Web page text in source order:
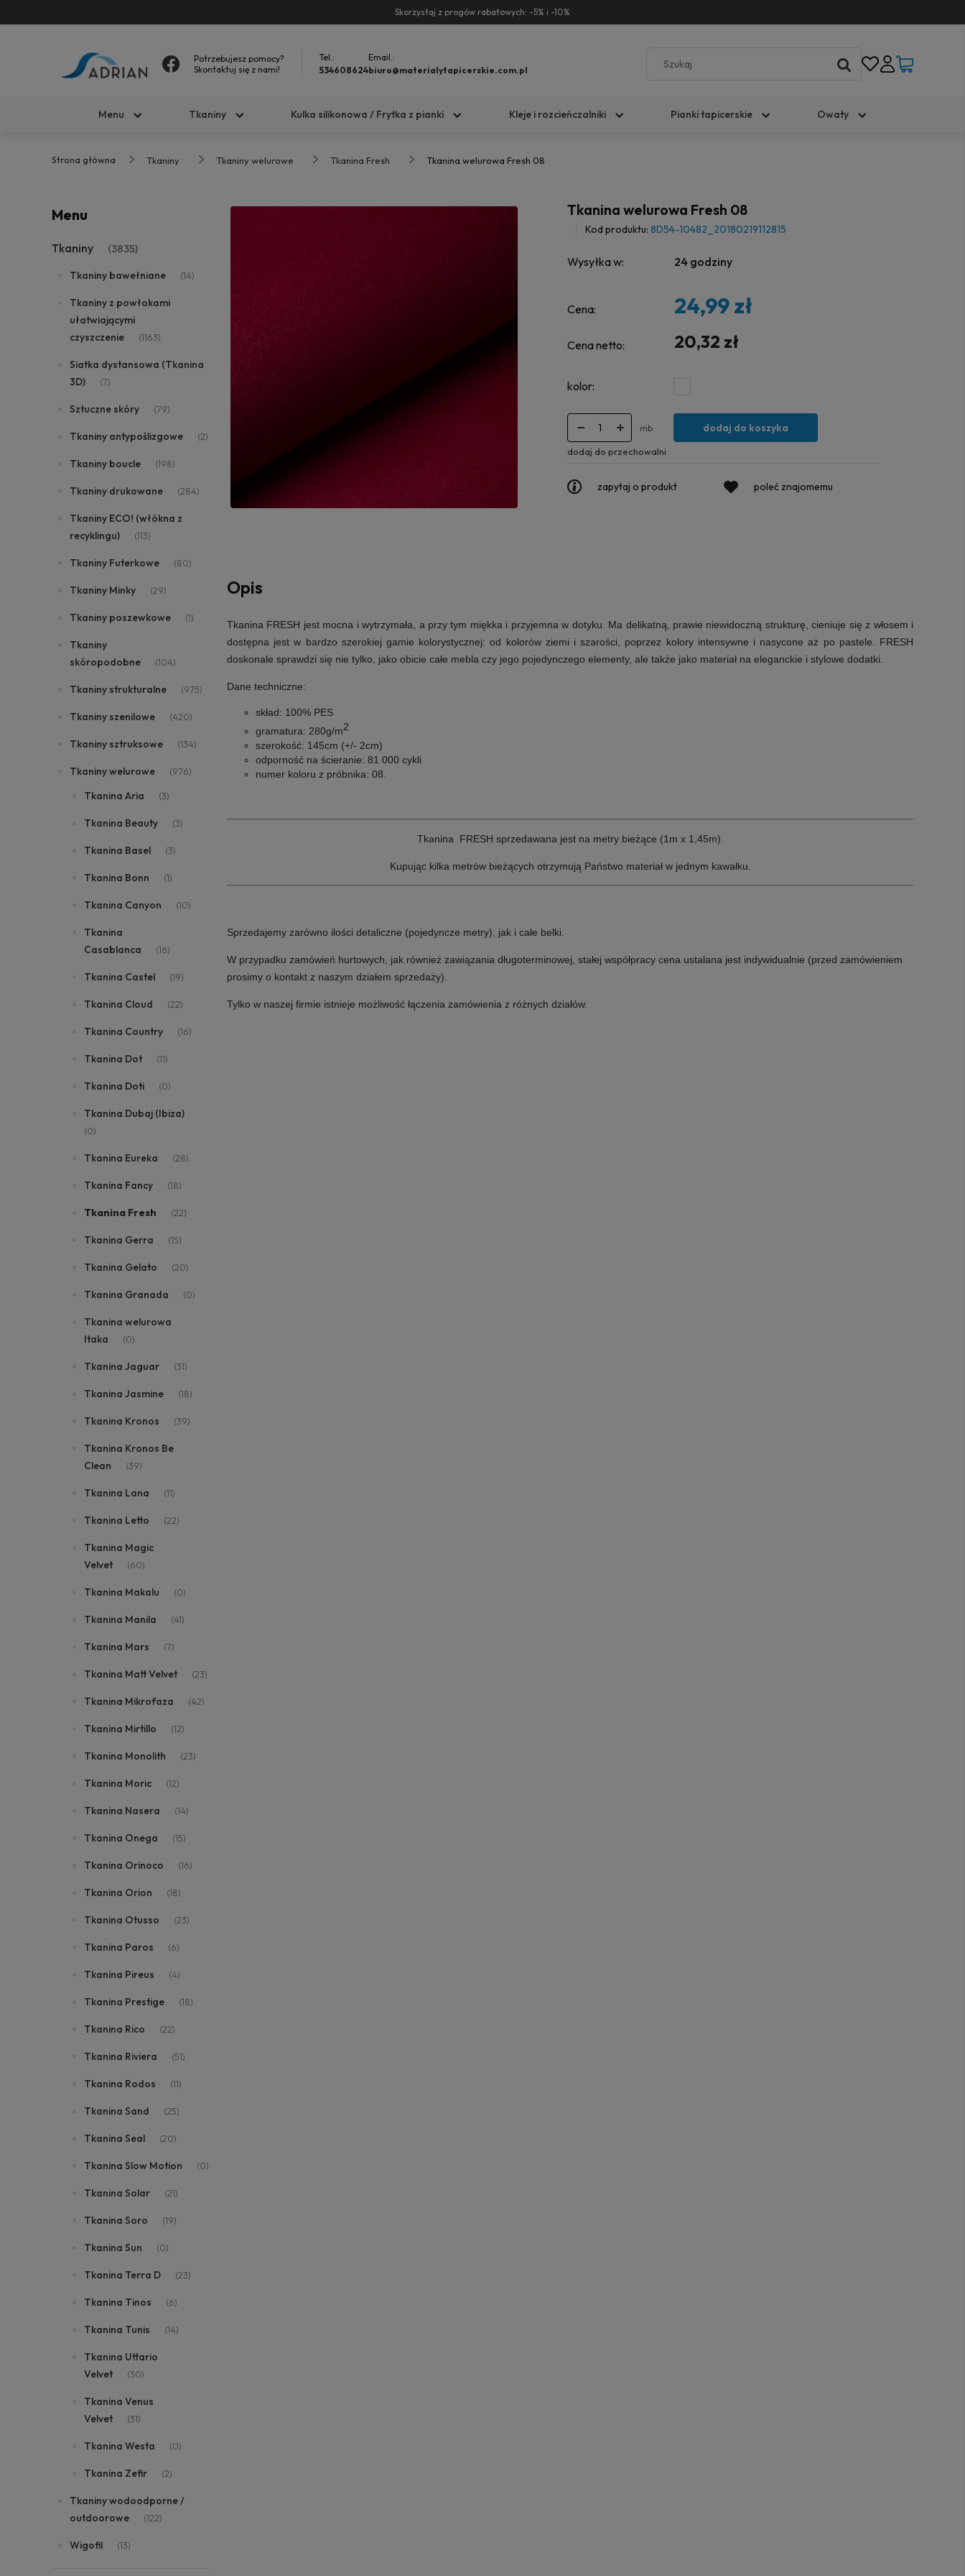
Skorzystaj z progów rabatowych: -5% i -10%
Potrzebujesz pomocy?
Skontaktuj się z nami!
Tel.:
534608624
Email.:
biuro@materialytapicerskie.com.pl
Menu Tkaniny Kulka silikonowa / Frytka z pianki Kleje i rozcieńczalniki Pianki tapicerskie Owaty
Strona główna Tkaniny Tkaniny welurowe Tkanina Fresh Tkanina welurowa Fresh 08
Menu
Tkaniny (3835)
Tkaniny bawełniane (14)
Tkaniny z powłokami
ułatwiającymi
czyszczenie
(1163)
Siatka dystansowa (Tkanina
3D)
(7)
Sztuczne skóry (79)
Tkaniny antypoślizgowe (2)
Tkaniny boucle (198)
Tkaniny drukowane (284)
Tkaniny ECO! (włókna z
recyklingu)
(113)
Tkaniny Futerkowe (80)
Tkaniny Minky (29)
Tkaniny poszewkowe (1)
Tkaniny
skóropodobne
(104)
Tkaniny strukturalne (975)
Tkaniny szenilowe (420)
Tkaniny sztruksowe (134)
Tkaniny welurowe (976)
Tkanina Aria (3)
Tkanina Beauty (3)
Tkanina Basel (3)
Tkanina Bonn (1)
Tkanina Canyon (10)
Tkanina
Casablanca
(16)
Tkanina Castel (19)
Tkanina Cloud (22)
Tkanina Country (16)
Tkanina Dot (11)
Tkanina Doti (0)
Tkanina Dubaj (Ibiza)
(0)
Tkanina Eureka (28)
Tkanina Fancy (18)
Tkanina Fresh (22)
Tkanina Gerra (15)
Tkanina Gelato (20)
Tkanina Granada (0)
Tkanina welurowa
Itaka
(0)
Tkanina Jaguar (31)
Tkanina Jasmine (18)
Tkanina Kronos (39)
Tkanina Kronos Be
Clean
(39)
Tkanina Lana (11)
Tkanina Letto (22)
Tkanina Magic
Velvet
(60)
Tkanina Makalu (0)
Tkanina Manila (41)
Tkanina Mars (7)
Tkanina Matt Velvet (23)
Tkanina Mikrofaza (42)
Tkanina Mirtillo (12)
Tkanina Monolith (23)
Tkanina Moric (12)
Tkanina Nasera (14)
Tkanina Onega (15)
Tkanina Orinoco (16)
Tkanina Orion (18)
Tkanina Otusso (23)
Tkanina Paros (6)
Tkanina Pireus (4)
Tkanina Prestige (18)
Tkanina Rico (22)
Tkanina Riviera (51)
Tkanina Rodos (11)
Tkanina Sand (25)
Tkanina Seal (20)
Tkanina Slow Motion (0)
Tkanina Solar (21)
Tkanina Soro (19)
Tkanina Sun (0)
Tkanina Terra D (23)
Tkanina Tinos (6)
Tkanina Tunis (14)
Tkanina Uttario
Velvet
(30)
Tkanina Venus
Velvet
(31)
Tkanina Westa (0)
Tkanina Zefir (2)
Tkaniny wodoodporne /
outdoorowe
(122)
Wigofil (13)
Tkanina welurowa Fresh 08
Kod produktu: 8D54-10482_20180219112815
Wysyłka w: 24 godziny
Cena: 24,99 zł
Cena netto: 20,32 zł
kolor:
mb dodaj do koszyka
dodaj do przechowalni
zapytaj o produkt poleć znajomemu
Opis
Tkanina FRESH jest mocna i wytrzymała, a przy tym miękka i przyjemna w dotyku. Ma delikatną, prawie niewidoczną strukturę, cieniuje się z włosem i
dostępna jest w bardzo szerokiej gamie kolorystycznej: od kolorów ziemi i szarości, poprzez kolory intensywne i nasycone aż po pastele. FRESH
doskonale sprawdzi się nie tylko, jako obicie całe mebla czy jego pojedynczego elementy, ale także jako materiał na eleganckie i stylowe dodatki.
Dane techniczne:
skład: 100% PES
gramatura: 280g/m2
szerokość: 145cm (+/- 2cm)
odporność na ścieranie: 81 000 cykli
numer koloru z próbnika: 08.
Tkanina FRESH sprzedawana jest na metry bieżące (1m x 1,45m).
Kupując kilka metrów bieżących otrzymują Państwo materiał w jednym kawałku.
Sprzedajemy zarówno ilości detaliczne (pojedyncze metry), jak i całe belki.
W przypadku zamówień hurtowych, jak również zawiązania długoterminowej, stałej współpracy cena ustalana jest indywidualnie (przed zamówieniem
prosimy o kontakt z naszym działem sprzedaży).
Tylko w naszej firmie istnieje możliwość łączenia zamówienia z różnych działów.